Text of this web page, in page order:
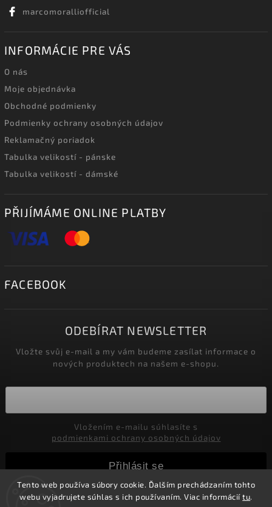
Tento web používa súbory cookie. Ďalším prechádzaním tohto
webu vyjadrujete súhlas s ich používaním. Viac informáciítu.
marcomoralliofficial
INFORMÁCIE PRE VÁS
O nás
Moje objednávka
Obchodné podmienky
Podmienky ochrany osobných údajov
Reklamačný poriadok
Tabulka velikostí - pánske
Tabulka velikostí - dámské
PŘIJÍMÁME ONLINE PLATBY
FACEBOOK
ODEBÍRAT NEWSLETTER
Vložte svůj e-mail a my vám budeme zasílat informace o
nových produktech na našem e-shopu.
podmienkami ochrany osobných údajov
Přihlásit se